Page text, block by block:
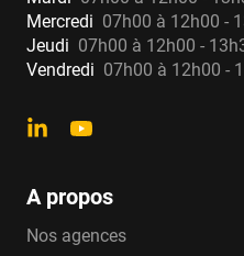
Mercredi 07h00 à 12h00 -
Jeudi 07h00 à 12h00 -
Vendredi 07h00 à 12h00 -
A propos
Nos agences